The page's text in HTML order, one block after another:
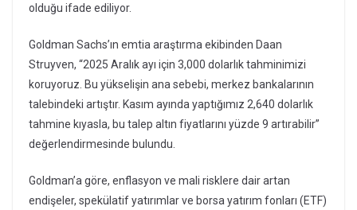
olduğu ifade ediliyor.
Goldman Sachs’ın emtia araştırma ekibinden Daan
Struyven, “2025 Aralık ayı için 3,000 dolarlık tahminimizi
koruyoruz. Bu yükselişin ana sebebi, merkez bankalarının
talebindeki artıştır. Kasım ayında yaptığımız 2,640 dolarlık
tahmine kıyasla, bu talep altın fiyatlarını yüzde 9 artırabilir”
değerlendirmesinde bulundu.
Goldman’a göre, enflasyon ve mali risklere dair artan
endişeler, spekülatif yatırımlar ve borsa yatırım fonları (ETF)